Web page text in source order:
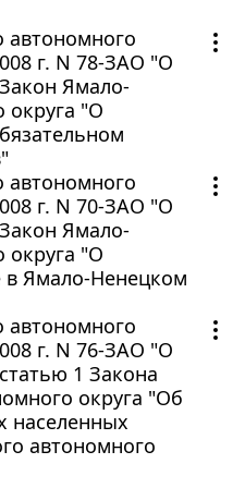
автономного
г. N 78-ЗАО "О
Ямало-
округа "О
автономного
г. N 70-ЗАО "О
Ямало-
округа "О
Ямало-Ненецком
автономного
г. N 76-ЗАО "О
1 Закона
округа "Об
населенных
автономного